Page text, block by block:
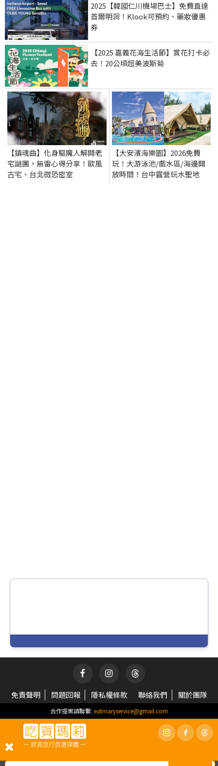
2025【韓國仁川機場巴士】免費直達
首爾明洞！Klook可預約、藥妝優惠
券
【2025 嘉義花海生活節】賞花打卡必
去！20公頃超美波斯菊
【鎮魂曲】化身驅魔人解開老
宅謎團，無雷心得分享！歐風
古宅、台北微恐密室
【大安濱海樂園】2026免費
玩！大游泳池/戲水區/海邊開
放時間！台中露營玩水聖地
免責聲明 問題回報 隱私權條款 聯絡我們 關於團隊
合作提案請聯繫: eatmaryservice@gmail.com